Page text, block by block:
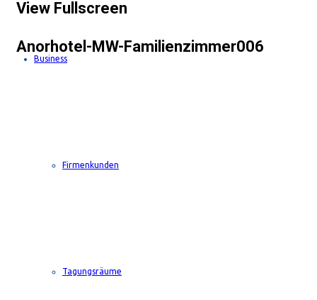
Business
Firmenkunden
Tagungsräume
View Fullscreen
Anorhotel-MW-Familienzimmer006